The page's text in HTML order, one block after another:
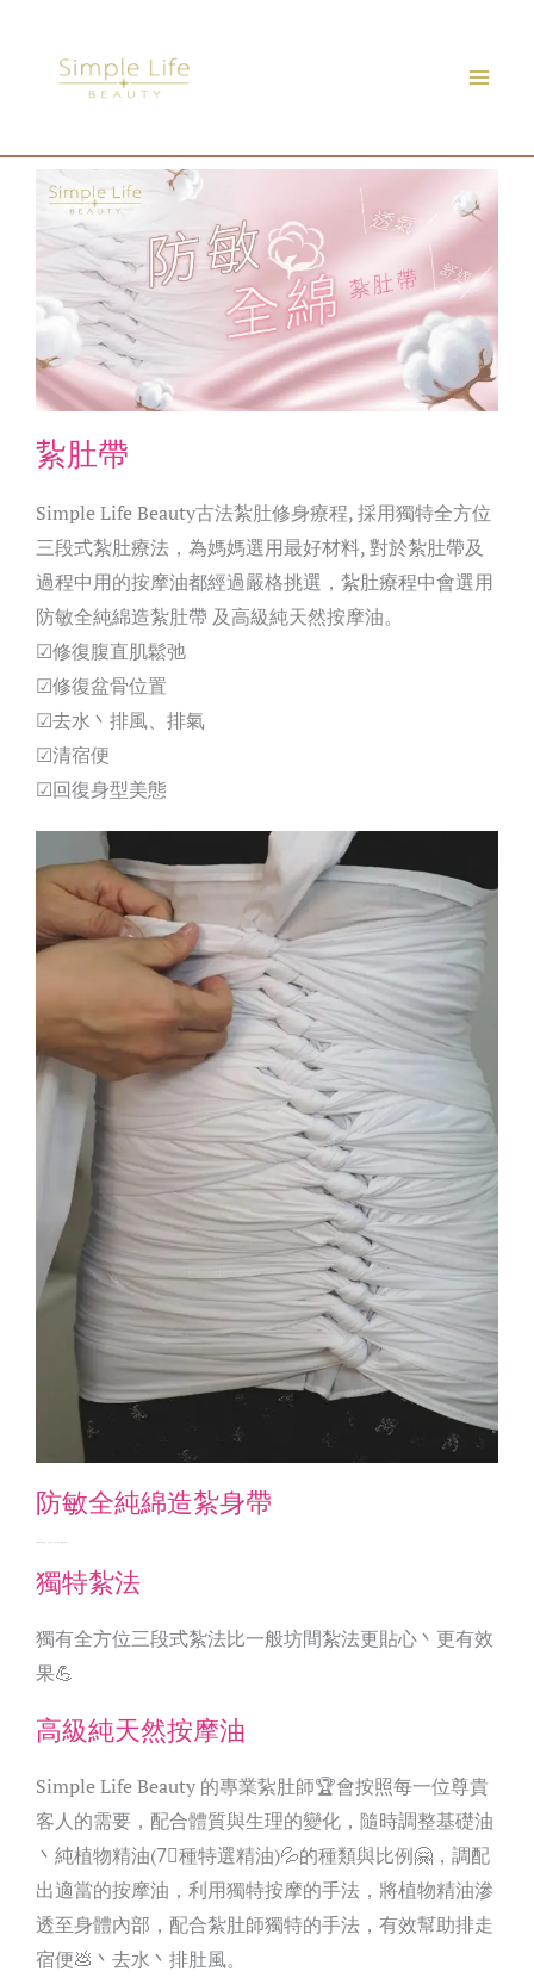
content
紥肚帶
Simple Life Beauty古法紮肚修身療程, 採用獨特全方位
三段式紮肚療法，為媽媽選用最好材料, 對於紮肚帶及
過程中用的按摩油都經過嚴格挑選，紮肚療程中會選用
防敏全純綿造紮肚帶 及高級純天然按摩油。
☑修復腹直肌鬆弛
☑修復盆骨位置
☑去水丶排風、排氣
☑清宿便
☑回復身型美態
防敏全純綿造紮身帶
獨特紮法
獨有全方位三段式紮法比一般坊間紮法更貼心丶更有效
果💪
高級純天然按摩油
Simple Life Beauty 的專業紥肚師🏆會按照每一位尊貴
客人的需要，配合體質與生理的變化，隨時調整基礎油
丶純植物精油(7⃣種特選精油)💦的種類與比例🤗，調配
出適當的按摩油，利用獨特按摩的手法，將植物精油滲
透至身體內部，配合紮肚師獨特的手法，有效幫助排走
宿便💩丶去水丶排肚風。